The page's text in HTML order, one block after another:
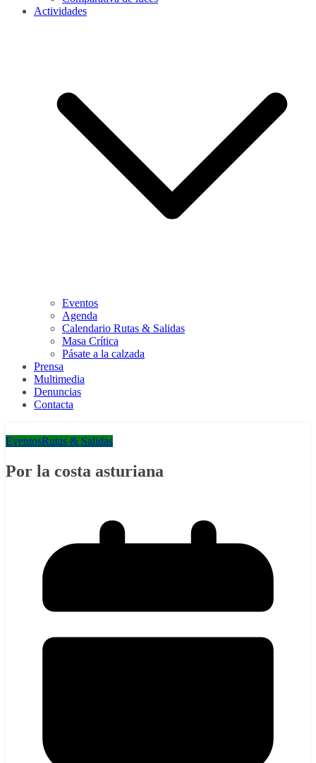
Actividades
Eventos
Agenda
Calendario Rutas & Salidas
Masa Crítica
Pásate a la calzada
Prensa
Multimedia
Denuncias
Contacta
EventosRutas & Salidas
Por la costa asturiana